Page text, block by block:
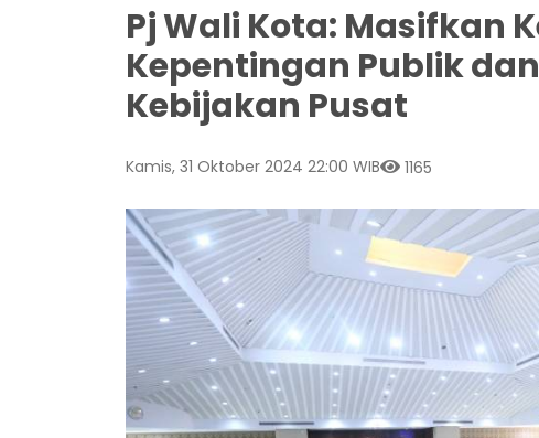
Pj Wali Kota: Masifkan
Kepentingan Publik
Kebijakan Pusat
Kamis, 31 Oktober 2024 22:00 WIB 1165